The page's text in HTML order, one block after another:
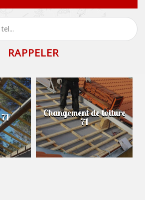
Changement de toiture
71